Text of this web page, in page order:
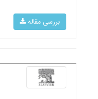
بررسی مقاله